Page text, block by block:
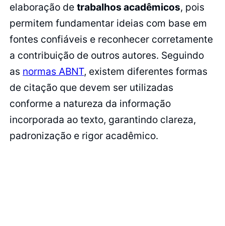
elaboração detrabalhos acadêmicos, pois
permitem fundamentar ideias com base em
fontes confiáveis e reconhecer corretamente
a contribuição de outros autores. Seguindo
as normas ABNT, existem diferentes formas
de citação que devem ser utilizadas
conforme a natureza da informação
incorporada ao texto, garantindo clareza,
padronização e rigor acadêmico.